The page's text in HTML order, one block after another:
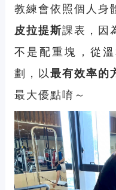
教練會依照個人身
皮拉提斯課表，因
不是配重塊，從
劃，以最有效率的
最大優點唷～